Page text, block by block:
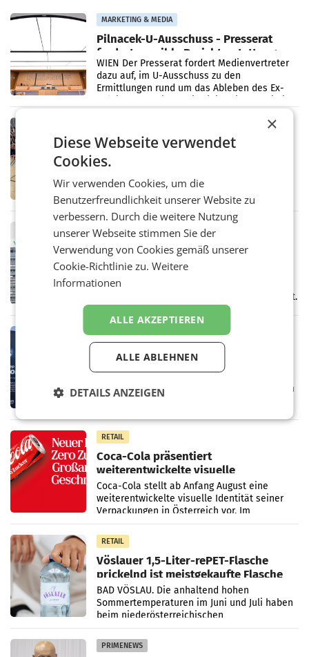
MARKETING & MEDIA
Pilnacek-U-Ausschuss - Presserat
fordert sensible Berichterstattung
WIEN Der Presserat fordert Medienvertreter
dazu auf, im U-Ausschuss zu den
Ermittlungen rund um das Ableben des Ex-
Bipa unterstützt Bewegte Kids
Sommercamps im Osten Österreichs
Bereits zum zweiten Mal begleitet Bipa das
polysportive Sommersportcamp „Bewegte
Kids“. Während der Campwochen in den
Monaten Juli und August versorgt das
Unternehmen Kinder sowie
RETAIL
voestalpine verzeichnet solides
erstes Quartal und steigert EBITDA
Der voestalpine-Konzern hat im 1. Quartal
des Geschäftsjahres 2026/27 (1. April bis 30.
Juni 2026) ein solides Ergebnis erwirtschaftet.
Der Umsatz stieg im Vergleich zur
Vorjahresperiode
Kühl-Spray: SN Sports bringt „Keep
Die SN Sports GmbH bringt gemeinsam mit
der Firma Feygenblatt FloGu OG einen neuen
Markt. Das Produkt namens „Keep Cool“ ist zu
100 Prozent
RETAIL
Coca-Cola präsentiert
weiterentwickelte visuelle
Markenidentität
Coca-Cola stellt ab Anfang August eine
weiterentwickelte visuelle Identität seiner
Verpackungen in Österreich vor. Im
Mittelpunkt des Redesigns stehen zentrale
Gestaltungselemente
RETAIL
Vöslauer 1,5-Liter-rePET-Flasche
prickelnd ist meistgekaufte Flasche
Österreichs
BAD VÖSLAU. Die anhaltend hohen
Sommertemperaturen im Juni und Juli haben
beim niederösterreichischen
Getränkehersteller Vöslauer zu deutlichen
Absatzzuwächsen geführt. Während
PRIMENEWS
×
Diese Webseite verwendet
Cookies.
Wir verwenden Cookies, um die
Benutzerfreundlichkeit unserer Website zu
verbessern. Durch die weitere Nutzung
unserer Webseite stimmen Sie der
Verwendung von Cookies gemäß unserer
Cookie-Richtlinie zu.Weitere
Informationen
ALLE AKZEPTIEREN
ALLE ABLEHNEN
DETAILS ANZEIGEN